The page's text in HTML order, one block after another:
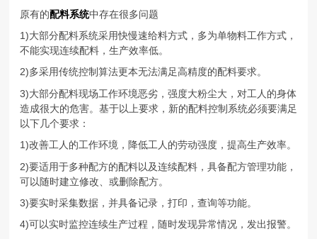
原有的配料系统中存在很多问题
1)大部分配料系统采用快慢速给料方式，多为单物料工作方式，
不能实现连续配料，生产效率低。
2)多采用传统控制算法更本无法满足高精度的配料要求。
3)大部分配料现场工作环境恶劣，强度大粉尘大，对工人的身体
造成很大的危害。基于以上要求，新的配料控制系统必须要满足
以下几个要求：
1)改善工人的工作环境，降低工人的劳动强度，提高生产效率。
2)要适用于多种配方的配料以及连续配料，具备配方管理功能，
可以随时建立修改、或删除配方。
3)要实时采集数据，并具备记录，打印，查询等功能。
4)可以实时监控连续生产过程，随时发现异常情况，发出报警。